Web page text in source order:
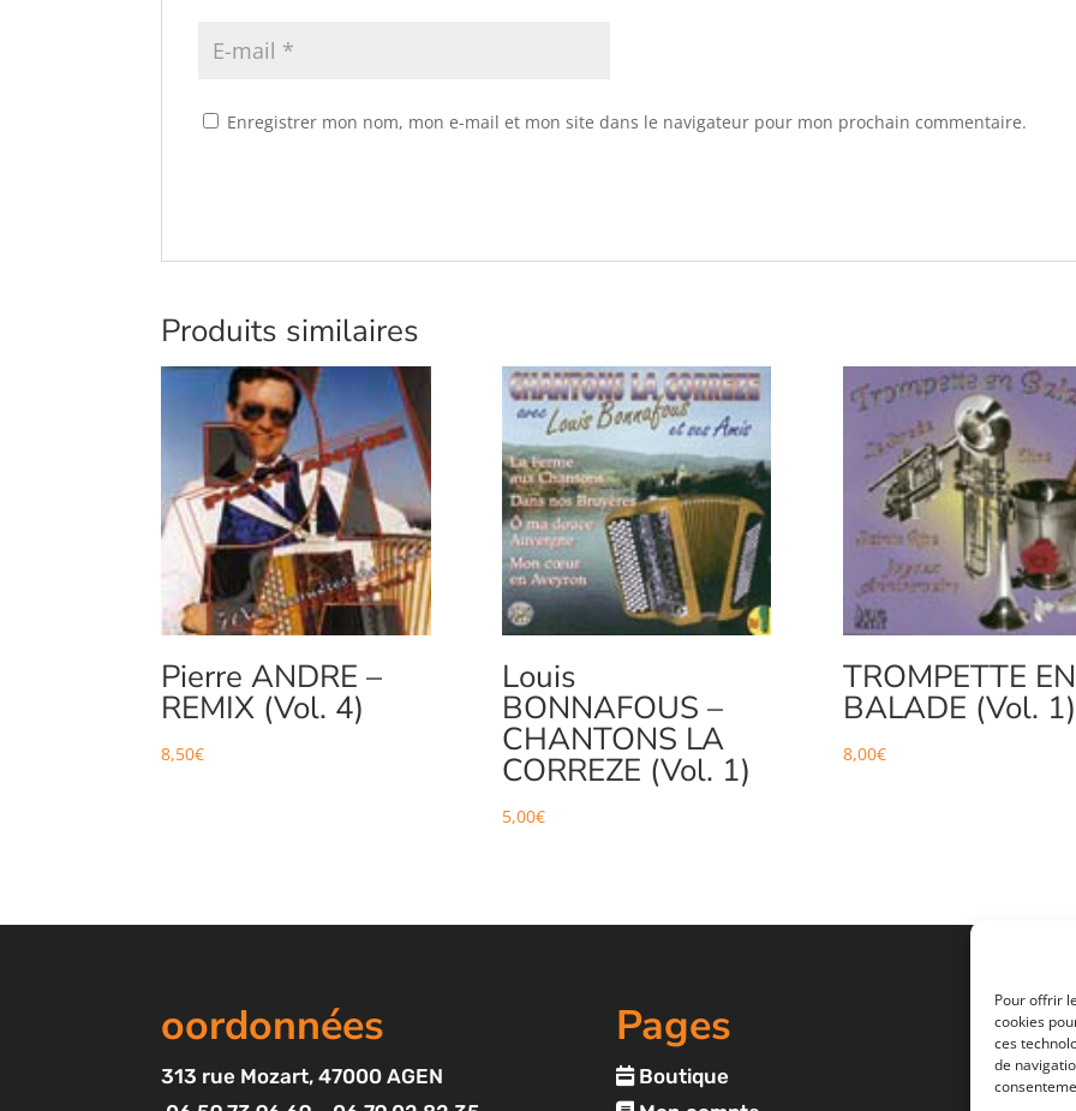
Pour offrir
cookies
ces
de
Enregistrer mon nom, mon e-mail et mon site dans le navigateur pour mon prochain commentaire.
Produits similaires
Pierre ANDRE –
REMIX (Vol. 4)
8,50€
Louis
BONNAFOUS –
CHANTONS LA
CORREZE (Vol. 1)
5,00€
TROMPETTE EN
BALADE (Vol. 1)
8,00€
oordonnées
313 rue Mozart, 47000 AGEN
Pages
Boutique